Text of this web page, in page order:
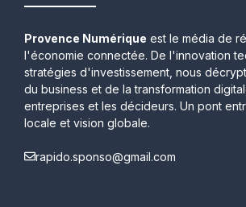
Provence Numérique est le média de
l'économie connectée. De l'innovation
stratégies d'investissement, nous
du business et de la transformation
entreprises et les décideurs. Un pont
locale et vision globale.
rapido.sponso@gmail.com